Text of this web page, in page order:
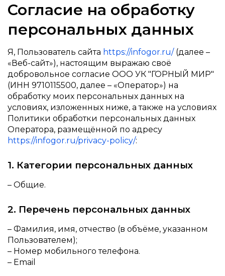
Согласие на обработку
персональных данных
Я, Пользователь сайта https://infogor.ru/(далее –
«Веб-сайт»), настоящим выражаю своё
добровольное согласие ООО УК "ГОРНЫЙ МИР"
(ИНН 9710115500, далее – «Оператор») на
обработку моих персональных данных на
условиях, изложенных ниже, а также на условиях
Политики обработки персональных данных
Оператора, размещённой по адресу
https://infogor.ru/privacy-policy/:
1. Категории персональных данных
– Общие.
2. Перечень персональных данных
– Фамилия, имя, отчество (в объёме, указанном
Пользователем);
– Номер мобильного телефона.
– Email